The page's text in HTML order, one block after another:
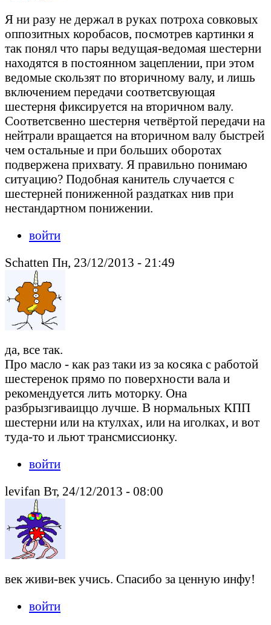
Я ни разу не держал в руках потроха совковых
оппозитных коробасов, посмотрев картинки я
так понял что пары ведущая-ведомая шестерни
находятся в постоянном зацеплении, при этом
ведомые скользят по вторичному валу, и лишь
включением передачи соответсвующая
шестерня фиксируется на вторичном валу.
Соответсвенно шестерня четвёртой передачи на
нейтрали вращается на вторичном валу быстрей
чем остальные и при больших оборотах
подвержена прихвату. Я правильно понимаю
ситуацию? Подобная канитель случается с
шестерней пониженной раздатках нив при
нестандартном понижении.
войти
Schatten Пн, 23/12/2013 - 21:49
да, все так.
Про масло - как раз таки из за косяка с работой
шестеренок прямо по поверхности вала и
рекомендуется лить моторку. Она
разбрызгиваиццо лучше. В нормальных КПП
шестерни или на ктулхах, или на иголках, и вот
туда-то и льют трансмиссионку.
войти
levifan Вт, 24/12/2013 - 08:00
век живи-век учись. Спасибо за ценную инфу!
войти